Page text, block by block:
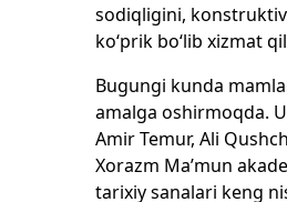
sodiqligini, konstruktiv
ko‘prik bo‘lib xizmat
Bugungi kunda
amalga oshirmoqda.
Amir Temur, Ali
Xorazm Ma’mun
tarixiy sanalari keng